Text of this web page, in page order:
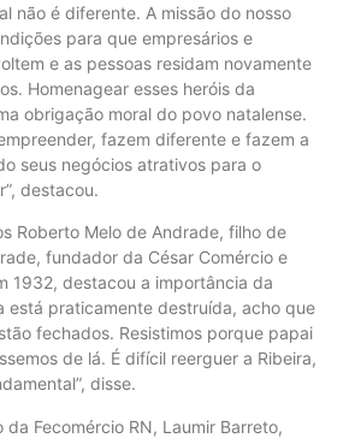
não é diferente. A missão do nosso
para que empresários e
e as pessoas residam novamente
Homenagear esses heróis da
obrigação moral do povo natalense.
fazem diferente e fazem a
seus negócios atrativos para o
destacou.
Roberto Melo de Andrade, filho de
fundador da César Comércio e
1932, destacou a importância da
está praticamente destruída, acho que
fechados. Resistimos porque papai
de lá. É difícil reerguer a Ribeira,
disse.
Fecomércio RN, Laumir Barreto,